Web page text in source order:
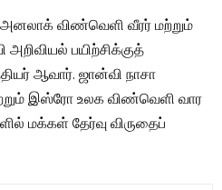
விண்வெளி வீரர் மற்றும்
பயிற்சிக்குத்
ஆவார். ஜான்வி நாசா
இஸ்ரோ உலக விண்வெளி வார
மக்கள் தேர்வு விருதைப்